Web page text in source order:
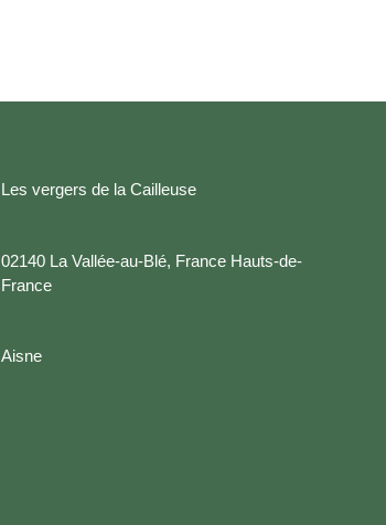
Les vergers de la Cailleuse
02140 La Vallée-au-Blé, France Hauts-de-
France
Aisne